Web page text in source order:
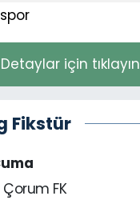
Detaylar için tıklayın
Fikstür
FK